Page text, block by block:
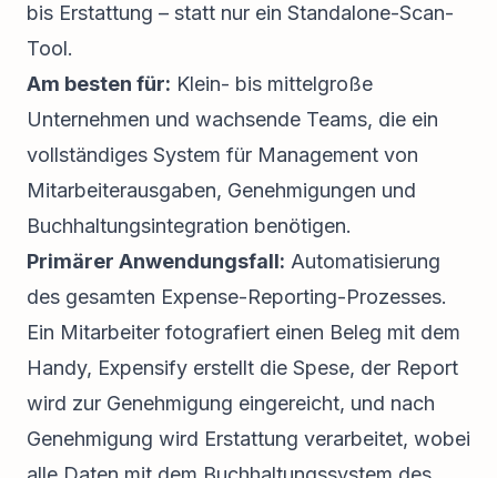
bis Erstattung – statt nur ein Standalone-Scan-
Tool.
Am besten für: Klein- bis mittelgroße
Unternehmen und wachsende Teams, die ein
vollständiges System für Management von
Mitarbeiterausgaben, Genehmigungen und
Buchhaltungsintegration benötigen.
Primärer Anwendungsfall: Automatisierung
des gesamten Expense-Reporting-Prozesses.
Ein Mitarbeiter fotografiert einen Beleg mit dem
Handy, Expensify erstellt die Spese, der Report
wird zur Genehmigung eingereicht, und nach
Genehmigung wird Erstattung verarbeitet, wobei